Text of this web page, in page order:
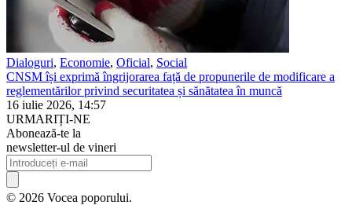
Dialoguri, Economie, Oficial, Social
CNSM își exprimă îngrijorarea față de propunerile de modificare a
reglementărilor privind securitatea și sănătatea în muncă
16 iulie 2026, 14:57
URMARIȚI-NE
Abonează-te la
newsletter-ul de vineri
© 2026 Vocea poporului.